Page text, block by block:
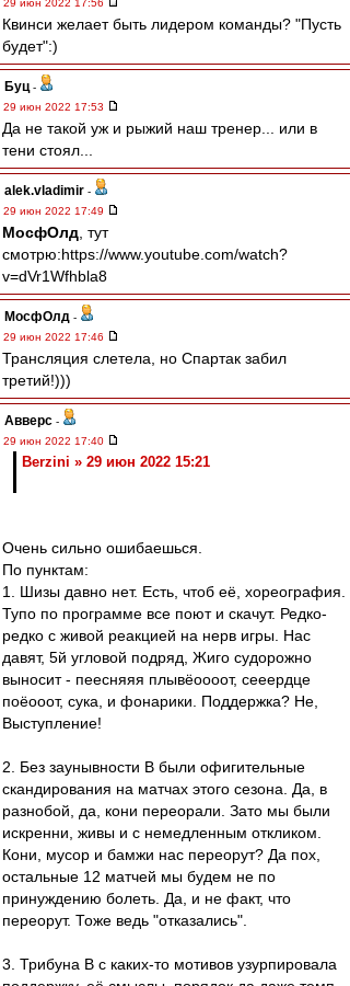
29 июн 2022 17:56
Квинси желает быть лидером команды? "Пусть
будет":)
Буц -
29 июн 2022 17:53
Да не такой уж и рыжий наш тренер... или в
тени стоял...
alek.vladimir -
29 июн 2022 17:49
МосфОлд , тут
смотрю:https://www.youtube.com/watch?
v=dVr1Wfhbla8
МосфОлд -
29 июн 2022 17:46
Трансляция слетела, но Спартак забил
третий!)))
Авверс -
29 июн 2022 17:40
Berzini » 29 июн 2022 15:21
Очень сильно ошибаешься.
По пунктам:
1. Шизы давно нет. Есть, чтоб её, хореография.
Тупо по программе все поют и скачут. Редко-
редко с живой реакцией на нерв игры. Нас
давят, 5й угловой подряд, Жиго судорожно
выносит - пеесняяя плывёоооот, сееердце
поёооот, сука, и фонарики. Поддержка? Не,
Выступление!
2. Без заунывности В были офигительные
скандирования на матчах этого сезона. Да, в
разнобой, да, кони переорали. Зато мы были
искренни, живы и с немедленным откликом.
Кони, мусор и бамжи нас переорут? Да пох,
остальные 12 матчей мы будем не по
принуждению болеть. Да, и не факт, что
переорут. Тоже ведь "отказались".
3. Трибуна В с каких-то мотивов узурпировала